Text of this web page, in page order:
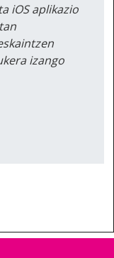
iOS aplikazio
izango